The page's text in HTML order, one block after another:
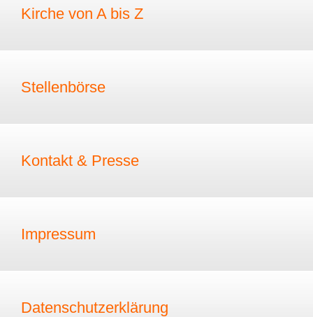
Kirche von A bis Z
Stellenbörse
Kontakt & Presse
Impressum
Datenschutzerklärung